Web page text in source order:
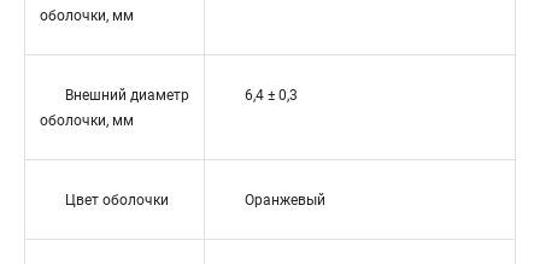
оболочки, мм
Внешний диаметр
оболочки, мм
6,4 ± 0,3
Цвет оболочки Оранжевый